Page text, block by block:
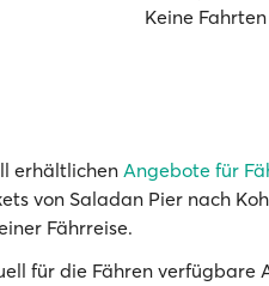
Keine
erhältlichen Angebote für
von Saladan Pier nach
Fährreise.
für die Fähren verfügbare